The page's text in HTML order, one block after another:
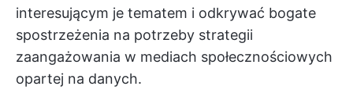
interesującym je tematem i odkrywać bogate
spostrzeżenia na potrzeby strategii
zaangażowania w mediach społecznościowych
opartej na danych.